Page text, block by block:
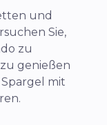
und
Sie,
zu
genießen
mit